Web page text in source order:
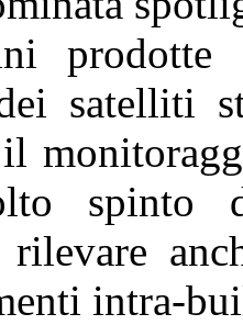
satelliti
spinto
intra-